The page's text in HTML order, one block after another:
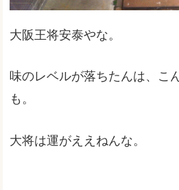
大阪王将安泰やな。
味のレベルが落ちたんは、こ
も。
大将は運がええねんな。